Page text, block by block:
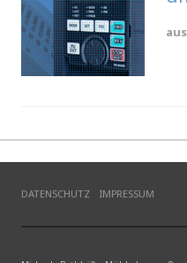
DATENSCHUTZ IMPRESSUM